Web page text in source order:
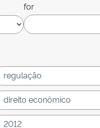
for